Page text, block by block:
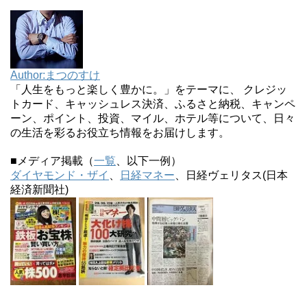
Author:まつのすけ
「人生をもっと楽しく豊かに。」をテーマに、 クレジッ
トカード、キャッシュレス決済、ふるさと納税、キャンペ
ーン、ポイント、投資、マイル、ホテル等について、日々
の生活を彩るお役立ち情報をお届けします。
■メディア掲載（一覧 、以下一例）
ダイヤモンド・ザイ
日経マネー 、日経ヴェリタス(日本
経済新聞社)